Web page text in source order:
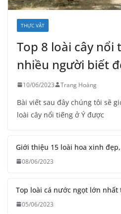
THỰC VẬT
Top 8 loài cây nổi
nhiều người biết
10/06/2023 Trang Hoàng
Bài viết sau đây chúng tôi sẽ
loài cây nổi tiếng ở Ý được
Giới thiệu 15 loài hoa xinh
08/06/2023
Top loài cá nước ngọt lớn
05/06/2023